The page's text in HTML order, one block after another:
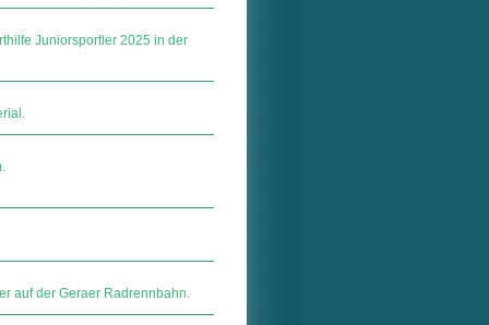
Juniorsportler 2025 in der
auf der Geraer Radrennbahn.